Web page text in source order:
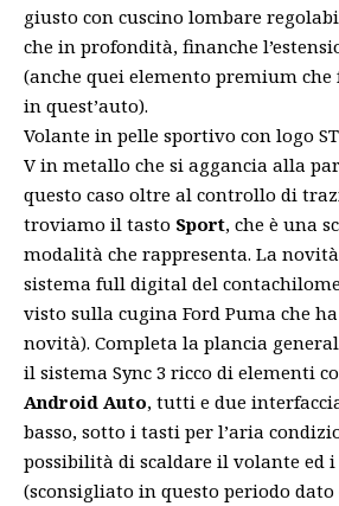
giusto con cuscino lombare
che in profondità, finanche
(anche quei elemento premium che
in quest’auto).
Volante in pelle sportivo con logo
V in metallo che si aggancia alla
questo caso oltre al controllo di
troviamo il tasto Sport, che è una
modalità che rappresenta. La
sistema full digital del
visto sulla cugina Ford Puma che
novità). Completa la plancia
il sistema Sync 3 ricco di elementi
Android Auto, tutti e due
basso, sotto i tasti per l’aria
possibilità di scaldare il volante ed
(sconsigliato in questo periodo dato